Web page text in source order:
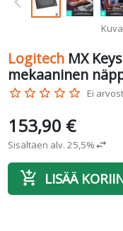
Logitech MX
mekaaninen
star_border star_border star_border star_border star_border Ei
153,90 €
Sisältäen alv. 25,5%swap_horiz
add_shopping_cart LISÄÄ